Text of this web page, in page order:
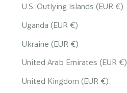
U.S. Outlying Islands (EUR €)
Uganda (EUR €)
Ukraine (EUR €)
United Arab Emirates (EUR €)
United Kingdom (EUR €)